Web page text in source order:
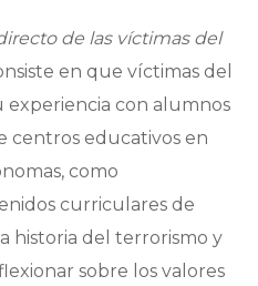
de las víctimas del
en que víctimas del
con alumnos
centros educativos en
como
curriculares de
historia del terrorismo y
sobre los valores